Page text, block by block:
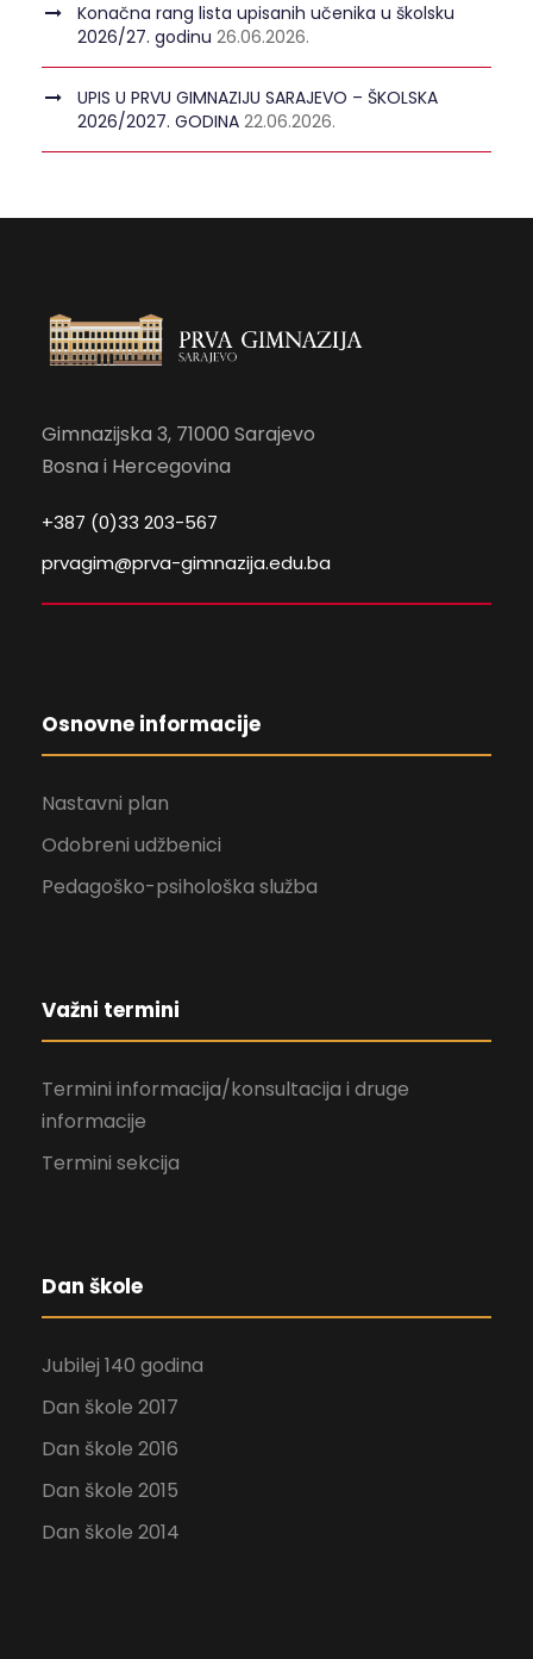
Konačna rang lista upisanih učenika u školsku
2026/27. godinu 26.06.2026.
UPIS U PRVU GIMNAZIJU SARAJEVO – ŠKOLSKA
2026/2027. GODINA 22.06.2026.
Gimnazijska 3, 71000 Sarajevo
Bosna i Hercegovina
+387 (0)33 203-567
prvagim@prva-gimnazija.edu.ba
Osnovne informacije
Nastavni plan
Odobreni udžbenici
Pedagoško-psihološka služba
Važni termini
Termini informacija/konsultacija i druge
informacije
Termini sekcija
Dan škole
Jubilej 140 godina
Dan škole 2017
Dan škole 2016
Dan škole 2015
Dan škole 2014